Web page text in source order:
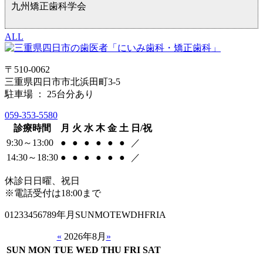
九州矯正歯科学会
ALL
〒510-0062
三重県四日市市北浜田町3-5
駐車場 ： 25台分あり
059-353-5580
診療時間
月 火 水 木 金 土 日/祝
9:30～13:00
● ● ● ● ● ●
／
14:30～18:30 ● ● ● ● ● ● ／
休診日 日曜、祝日
※電話受付は18:00まで
01233456789年月SUNMOTEWDHFRIA
« 2026年8月 »
SUN MON TUE WED THU FRI SAT